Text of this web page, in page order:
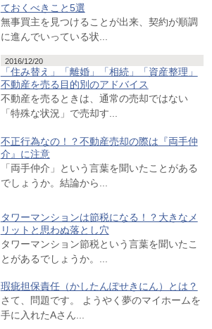
ておくべきこと5選
無事買主を見つけることが出来、契約が順調
に進んでいっている状...
2016/12/20
「住み替え」「離婚」「相続」「資産整理」
不動産を売る目的別のアドバイス
不動産を売るときは、通常の売却ではない
「特殊な状況」で売却す...
不正行為なの！？不動産売却の際は『両手仲
介』に注意
「両手仲介」という言葉を聞いたことがある
でしょうか。結論から...
タワーマンションは節税になる！？大きなメ
リットと思わぬ落とし穴
タワーマンション節税という言葉を聞いたこ
とがあるでしょうか。...
瑕疵担保責任（かしたんぽせきにん）とは？
さて、問題です。 ようやく夢のマイホームを
手に入れたAさん...